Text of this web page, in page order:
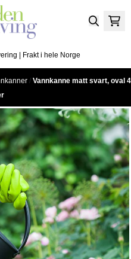
| Frakt i hele Norge
/ Vannkanne matt svart, oval 4